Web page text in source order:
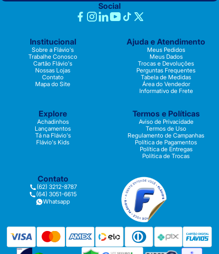
Social
Institucional
Sobre a Flávio's
Trabalhe Conosco
Cartão Flávio's
Nossas Lojas
Contato
Mapa do Site
Ajuda e Atendimento
Meus Pedidos
Meus Dados
Trocas e Devoluções
Perguntas Frequentes
Tabela de Medidas
Área do Vendedor
Informativo de Frete
Explore
Achadinhos
Lançamentos
Tá na Flávio's
Flávio's Kids
Termos e Políticas
Aviso de Privacidade
Termos de Uso
Regulamento de Campanhas
Política de Pagamentos
Política de Entregas
Política de Trocas
Contato
(62) 3212-8787
(64) 3051-6615
Whatsapp